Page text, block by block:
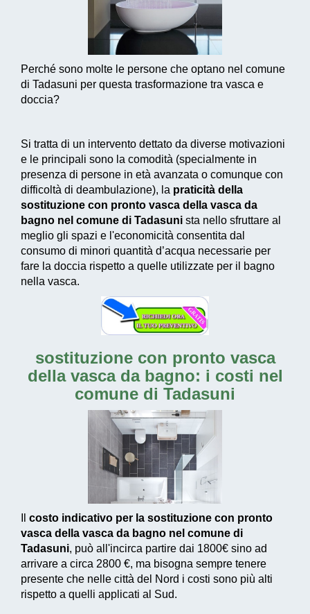
Perché sono molte le persone che optano nel comune
di Tadasuni per questa trasformazione tra vasca e
doccia?
Si tratta di un intervento dettato da diverse motivazioni
e le principali sono la comodità (specialmente in
presenza di persone in età avanzata o comunque con
difficoltà di deambulazione), la praticità della
sostituzione con pronto vasca della vasca da
bagno nel comune di Tadasuni sta nello sfruttare al
meglio gli spazi e l'economicità consentita dal
consumo di minori quantità d’acqua necessarie per
fare la doccia rispetto a quelle utilizzate per il bagno
nella vasca.
sostituzione con pronto vasca
della vasca da bagno: i costi nel
comune di Tadasuni
costo indicativo per la sostituzione con pronto
vasca della vasca da bagno nel comune di
Tadasuni, può all'incirca partire dai 1800€ sino ad
arrivare a circa 2800 €, ma bisogna sempre tenere
presente che nelle città del Nord i costi sono più alti
rispetto a quelli applicati al Sud.